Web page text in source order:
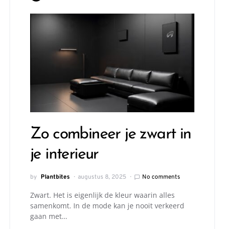
Zo combineer je zwart in
je interieur
by Plantbites augustus 8, 2025 No comments
Zwart. Het is eigenlijk de kleur waarin alles
samenkomt. In de mode kan je nooit verkeerd
gaan met…